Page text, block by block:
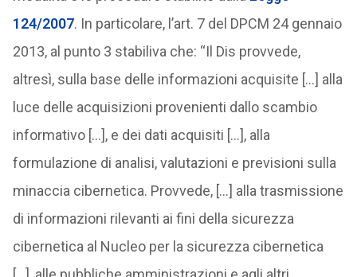
124/2007. In particolare, l’art. 7 del DPCM 24 gennaio
2013, al punto 3 stabiliva che: “Il Dis provvede,
altresì, sulla base delle informazioni acquisite […] alla
luce delle acquisizioni provenienti dallo scambio
informativo […], e dei dati acquisiti […], alla
formulazione di analisi, valutazioni e previsioni sulla
minaccia cibernetica. Provvede, […] alla trasmissione
di informazioni rilevanti ai fini della sicurezza
cibernetica al Nucleo per la sicurezza cibernetica